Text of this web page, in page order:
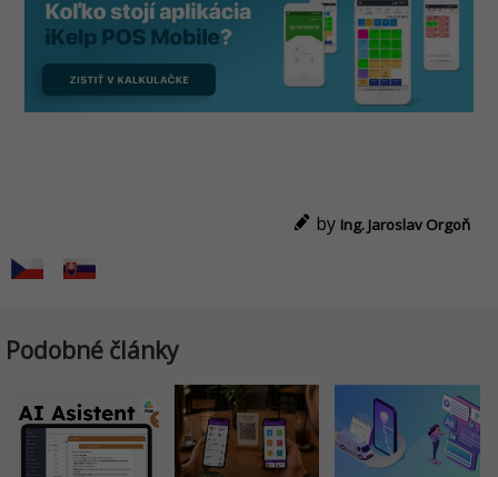
by Ing. Jaroslav Orgoň
Podobné články